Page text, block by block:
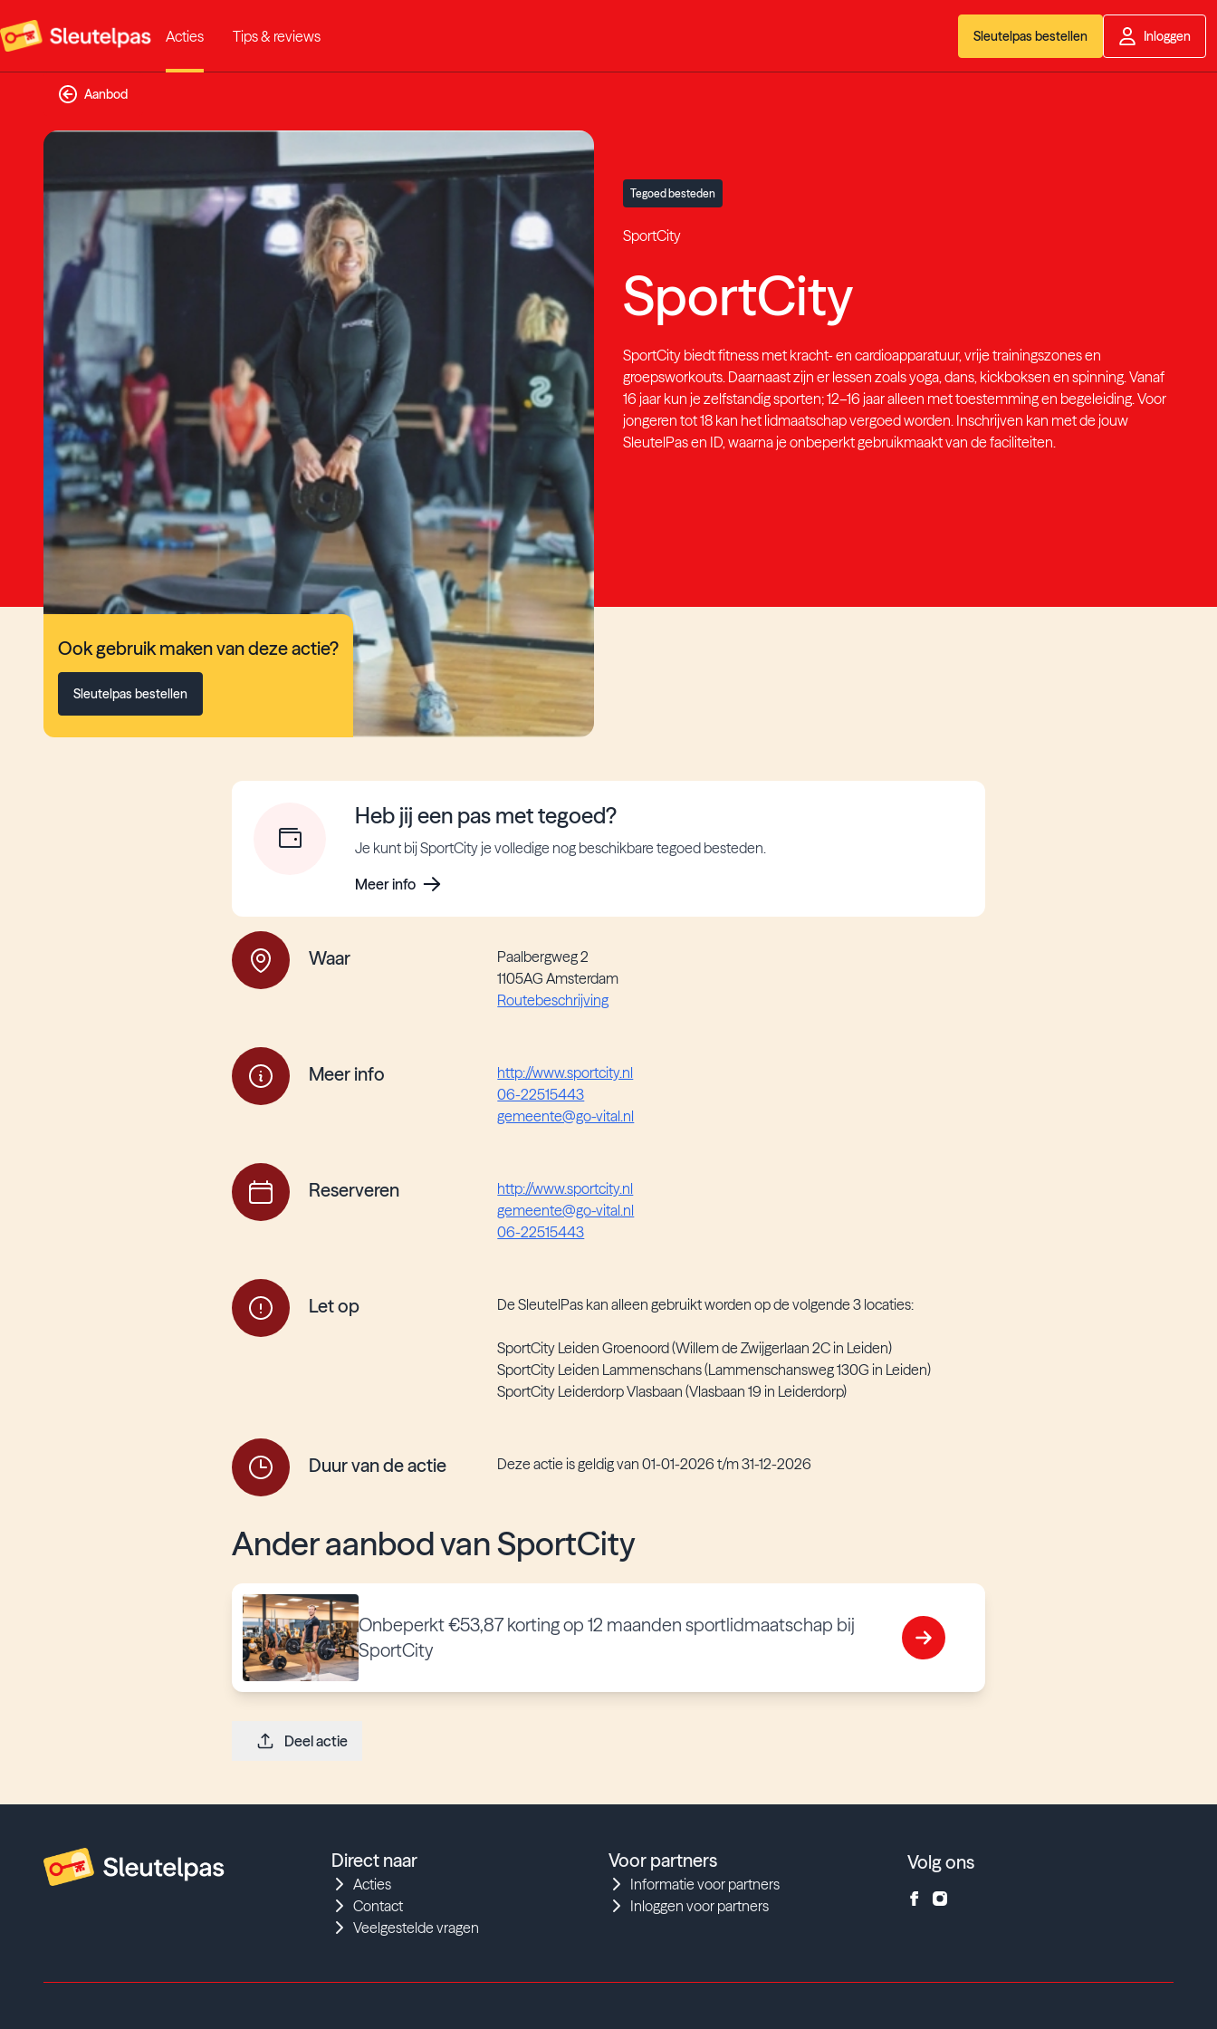
Acties Tips & reviews Sleutelpas bestellen Inloggen
Aanbod
Tegoed besteden
SportCity
SportCity
SportCity biedt fitness met kracht- en cardioapparatuur, vrije trainingszones en
groepsworkouts. Daarnaast zijn er lessen zoals yoga, dans, kickboksen en spinning. Vanaf
16 jaar kun je zelfstandig sporten; 12–16 jaar alleen met toestemming en begeleiding. Voor
jongeren tot 18 kan het lidmaatschap vergoed worden. Inschrijven kan met de jouw
SleutelPas en ID, waarna je onbeperkt gebruikmaakt van de faciliteiten.
Ook gebruik maken van deze actie?
Sleutelpas bestellen
Heb jij een pas met tegoed?
Je kunt bij SportCity je volledige nog beschikbare tegoed besteden.
Meer info
Waar
Paalbergweg 2
1105AG Amsterdam
Routebeschrijving
Meer info
http://www.sportcity.nl
06-22515443
gemeente@go-vital.nl
Reserveren
http://www.sportcity.nl
gemeente@go-vital.nl
06-22515443
Let op De SleutelPas kan alleen gebruikt worden op de volgende 3 locaties:
SportCity Leiden Groenoord (Willem de Zwijgerlaan 2C in Leiden)
SportCity Leiden Lammenschans (Lammenschansweg 130G in Leiden)
SportCity Leiderdorp Vlasbaan (Vlasbaan 19 in Leiderdorp)
Duur van de actie Deze actie is geldig van 01-01-2026 t/m 31-12-2026
Ander aanbod van SportCity
Onbeperkt €53,87 korting op 12 maanden sportlidmaatschap bij
SportCity
Deel actie
Direct naar
Acties
Contact
Veelgestelde vragen
Voor partners
Informatie voor partners
Inloggen voor partners
Volg ons